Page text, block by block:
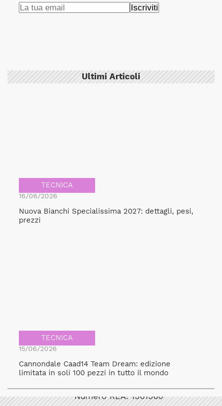
Ultimi Articoli
TECNICA
16/06/2026
Nuova Bianchi Specialissima 2027: dettagli, pesi,
prezzi
TECNICA
15/06/2026
Cannondale Caad14 Team Dream: edizione
limitata in soli 100 pezzi in tutto il mondo
Bicicult srl
Numero REA: 1361360